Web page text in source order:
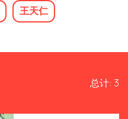
王天仁
总计: 3